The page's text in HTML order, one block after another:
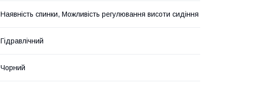
Наявність спинки, Можливість регулювання висоти сидіння
Гідравлічний
Чорний